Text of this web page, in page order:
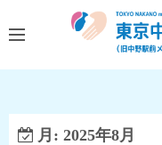
ン
月: 2025年8月